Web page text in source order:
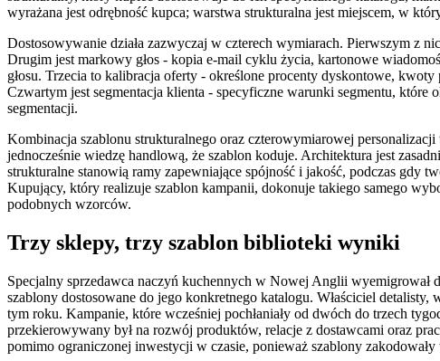
wyrażana jest odrębność kupca; warstwa strukturalna jest miejscem, w
Dostosowywanie działa zazwyczaj w czterech wymiarach. Pierwszym z
Drugim jest markowy głos - kopia e-mail cyklu życia, kartonowe
głosu. Trzecia to kalibracja oferty - określone procenty dyskontowe,
Czwartym jest segmentacja klienta - specyficzne warunki segmentu,
segmentacji.
Kombinacja szablonu strukturalnego oraz czterowymiarowej
jednocześnie wiedzę handlową, że szablon koduje. Architektura jest
strukturalne stanowią ramy zapewniające spójność i jakość, podczas gdy
Kupujący, który realizuje szablon kampanii, dokonuje takiego samego
podobnych wzorców.
Trzy sklepy, trzy szablon biblioteki wyniki
Specjalny sprzedawca naczyń kuchennych w Nowej Anglii
szablony dostosowane do jego konkretnego katalogu. Właściciel
tym roku. Kampanie, które wcześniej pochłaniały od dwóch do trzech
przekierowywany był na rozwój produktów, relacje z dostawcami oraz
pomimo ograniczonej inwestycji w czasie, ponieważ szablony